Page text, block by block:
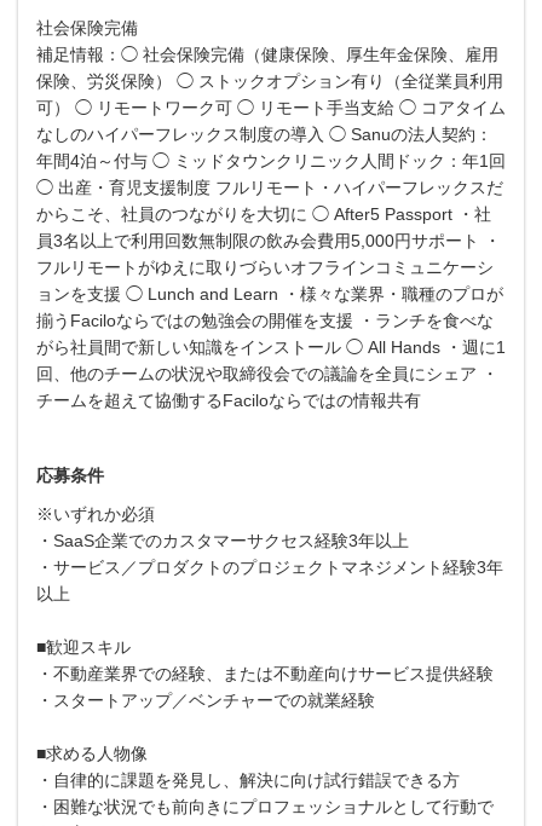
社会保険完備
補足情報：◯ 社会保険完備（健康保険、厚生年金保険、雇用
保険、労災保険） ◯ ストックオプション有り（全従業員利用
可） ◯ リモートワーク可 ◯ リモート手当支給 ◯ コアタイム
なしのハイパーフレックス制度の導入 ◯ Sanuの法人契約：
年間4泊～付与 ◯ ミッドタウンクリニック人間ドック：年1回
◯ 出産・育児支援制度 フルリモート・ハイパーフレックスだ
からこそ、社員のつながりを大切に ◯ After5 Passport ・社
員3名以上で利用回数無制限の飲み会費用5,000円サポート ・
フルリモートがゆえに取りづらいオフラインコミュニケーシ
ョンを支援 ◯ Lunch and Learn ・様々な業界・職種のプロが
揃うFaciloならではの勉強会の開催を支援 ・ランチを食べな
がら社員間で新しい知識をインストール ◯ All Hands ・週に1
回、他のチームの状況や取締役会での議論を全員にシェア ・
チームを超えて協働するFaciloならではの情報共有
応募条件
※いずれか必須
・SaaS企業でのカスタマーサクセス経験3年以上
・サービス／プロダクトのプロジェクトマネジメント経験3年
以上
■歓迎スキル
・不動産業界での経験、または不動産向けサービス提供経験
・スタートアップ／ベンチャーでの就業経験
■求める人物像
・自律的に課題を発見し、解決に向け試行錯誤できる方
・困難な状況でも前向きにプロフェッショナルとして行動で